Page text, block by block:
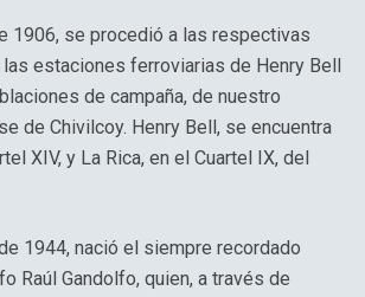
1906, se procedió a las respectivas
estaciones ferroviarias de Henry Bell
de campaña, de nuestro
de Chivilcoy. Henry Bell, se encuentra
XIV, y La Rica, en el Cuartel IX, del
1944, nació el siempre recordado
Raúl Gandolfo, quien, a través de